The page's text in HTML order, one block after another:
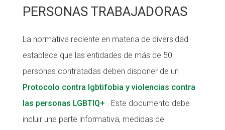
PERSONAS TRABAJADORAS
La normativa reciente en materia de diversidad
establece que las entidades de más de 50
personas contratadas deben disponer de un
Protocolo contra lgbtifobia y violencias contra
las personas LGBTIQ+ . Este documento debe
incluir una parte informativa, medidas de